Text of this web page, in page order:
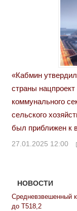
«Кабмин
страны нацпроект
коммунального
сельского
был приближен к
27.01.2025 12:00
НОВОСТИ
Средневзвешенный
до Т518,2